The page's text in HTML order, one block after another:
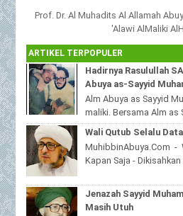
Prof. Dr. Al Muhadits Al Allamah
'Alawi AlMaliki
ARTIKEL TERPOPULER
Hadirnya Rasulullah
Abuya as-Sayyid
Alm Abuya as Sayyid
maliki. Bersama Alm as
Ponpes Al Haramain
Madura...
Wali Qutub Selalu
MuhibbinAbuya.Com -
Kapan Saja -
Jenazah Sayyid
Masih Utuh